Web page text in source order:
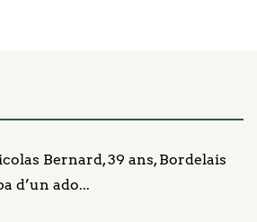
Bernard, 39 ans, Bordelais
d’un ado...